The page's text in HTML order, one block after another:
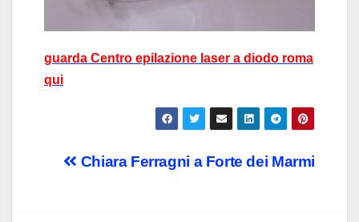
guarda Centro epilazione laser a diodo roma
qui
PostChiara Ferragni a Forte dei Marmi